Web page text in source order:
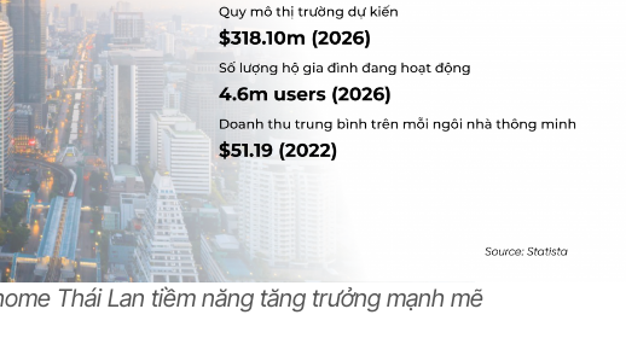
Thái Lan tiềm năng tăng trưởng mạnh mẽ